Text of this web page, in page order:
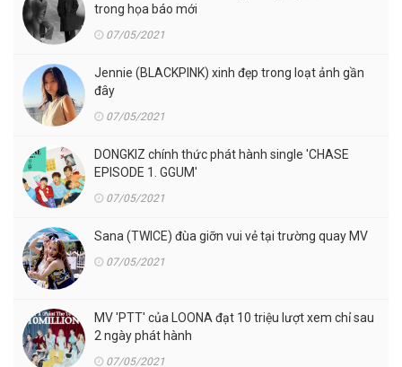
trong họa báo mới
07/05/2021
Jennie (BLACKPINK) xinh đẹp trong loạt ảnh gần
đây
07/05/2021
DONGKIZ chính thức phát hành single 'CHASE
EPISODE 1. GGUM'
07/05/2021
Sana (TWICE) đùa giỡn vui vẻ tại trường quay MV
07/05/2021
MV 'PTT' của LOONA đạt 10 triệu lượt xem chỉ sau
2 ngày phát hành
07/05/2021